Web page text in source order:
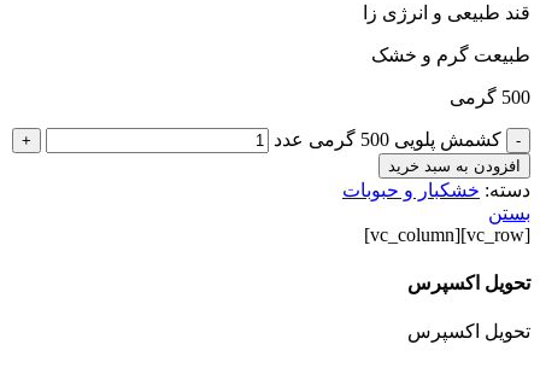
قند طبیعی و انرژی زا
طبیعت گرم و خشک
500 گرمی
- کشمش پلویی 500 گرمی عدد
+
افزودن به سبد خرید
دسته: خشکبار و حبوبات
بستن
[vc_row][vc_column]
تحویل اکسپرس
تحویل اکسپرس